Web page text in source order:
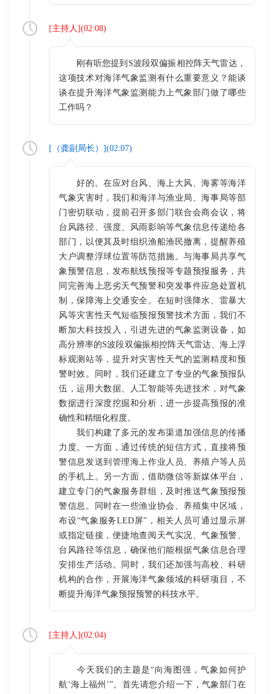
[主持人](02:08)
刚有听您提到S波段双偏振相控阵天气雷达，
这项技术对海洋气象监测有什么重要意义？能谈
谈在提升海洋气象监测能力上气象部门做了哪些
工作吗？
[（龚副局长 ）](02:07)
好的。在应对台风、海上大风、海雾等海洋
气象灾害时，我们和海洋与渔业局、海事局等部
门密切联动，提前召开多部门联合会商会议，将
台风路径、强度、风雨影响等气象信息传递给各
部门，以便其及时组织渔船渔民撤离，提醒养殖
大户调整浮球位置等防范措施。与海事局共享气
象预警信息，发布航线预报等专题预报服务，共
同完善海上恶劣天气预警和突发事件应急处置机
制，保障海上交通安全。在短时强降水、雷暴大
风等灾害性天气短临预报预警技术方面，我们不
断加大科技投入，引进先进的气象监测设备，如
高分辨率的S波段双偏振相控阵天气雷达、海上浮
标观测站等，提升对灾害性天气的监测精度和预
警时效。同时，我们还建立了专业的气象预报队
伍，运用大数据、人工智能等先进技术，对气象
数据进行深度挖掘和分析，进一步提高预报的准
确性和精细化程度。
我们构建了多元的发布渠道加强信息的传播
力度。一方面，通过传统的短信方式，直接将预
警信息发送到管理海上作业人员、养殖户等人员
的手机上。另一方面，借助微信等新媒体平台，
建立专门的气象服务群组，及时推送气象预报预
警信息。同时在一些渔业协会、养殖集中区域，
布设“气象服务LED屏”，相关人员可通过显示屏
或指定链接，便捷地查阅天气实况、气象预警、
台风路径等信息，确保他们能根据气象信息合理
安排生产活动。同时，我们还加强与高校、科研
机构的合作，开展海洋气象领域的科研项目，不
断提升海洋气象预报预警的科技水平。
[主持人](02:04)
今天我们的主题是“向海图强，气象如何护
航‘海上福州’”。首先请您介绍一下，气象部门在